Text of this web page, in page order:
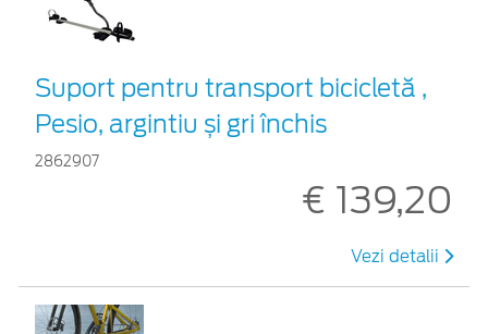
Suport pentru transport bicicletă ,
Pesio, argintiu și gri închis
2862907
€ 139,20
Vezi detalii